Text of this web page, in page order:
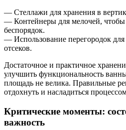
— Стеллажи для хранения в
— Контейнеры для мелочей, чтобы
беспорядок.
— Использование перегородок
отсеков.
Достаточное и практичное
улучшить функциональность
площадь не велика. Правильные
отдохнуть и насладиться
Критические моменты:
важность